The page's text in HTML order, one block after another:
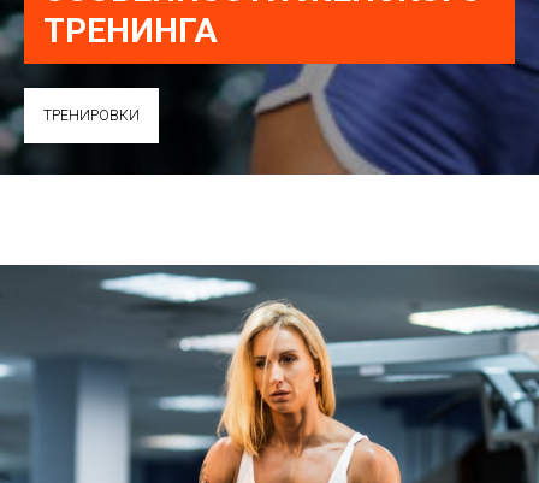
ТРЕНИНГА
ТРЕНИРОВКИ